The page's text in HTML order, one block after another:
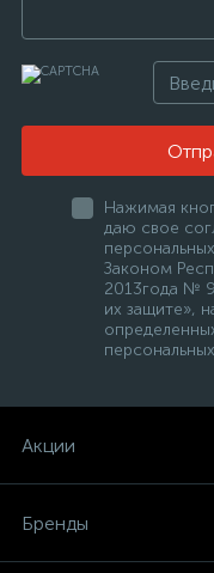
Нажимая
даю свое
Законом
2013года №
их защите»,
Акции
Бренды